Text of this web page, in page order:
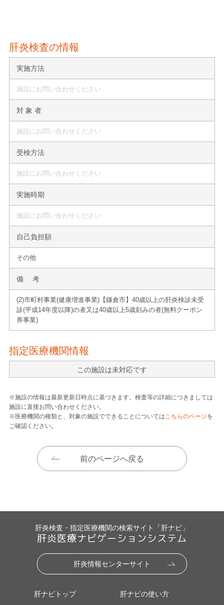
肝炎検査の情報
実施方法
施設にお問い合わせください
対 象 者
施設にお問い合わせください
受検方法
施設にお問い合わせください
実施時期
施設にお問い合わせください
自己負担額
その他
備 考
(2)市町村事業(健康増進事業)【鎌倉市】40歳以上の肝炎検診未受
診(平成14年度以降)の者又は40歳以上5歳刻みの者(無料クーポン
券事業)
指定医療機関情報
この施設は未対応です
※施設の情報は最新更新日時点に基づきます。検査等の詳細につきましては
施設に直接お問い合わせください。
※医療機関の種類と、対象の施設でできることについてはこちらのページを
ご確認ください。
前のページへ戻る
肝炎検査・指定医療機関の検索サイト「肝ナビ」
肝炎医療ナビゲーションシステム
肝炎情報センターサイト
肝ナビトップ 肝ナビの使い方